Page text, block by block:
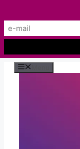
Preskočiť